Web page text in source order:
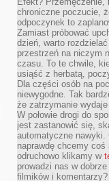
chroniczne poczucie,
odpoczynek to
Zamiast próbować
dzień, warto
przestrzeń na niczym
czasu. To te chwile,
usiąść z herbatą,
Dla części osób na
niewygodne. Tak
że zatrzymanie
W połowie drogi do
jest zastanowić się,
automatyczne
naprawdę chcemy
odruchowo klikamy w
prowadzi nas w
filmików i